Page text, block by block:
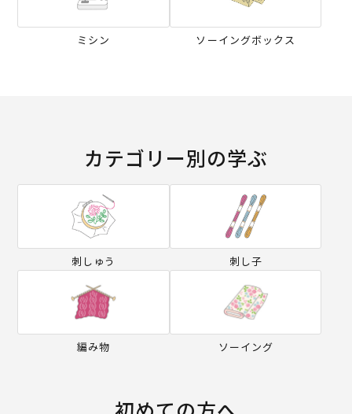
ミシン ソーイングボックス
カテゴリー別の学ぶ
刺しゅう 刺し子
編み物 ソーイング